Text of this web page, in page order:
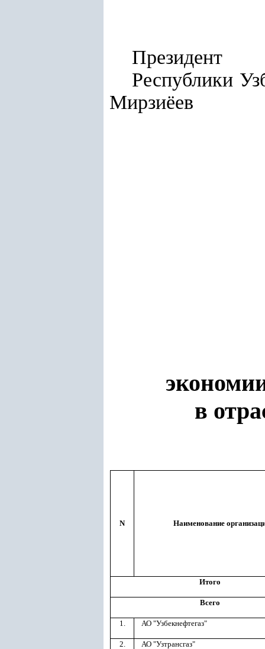
Президент
Мирзиёев
в
N Наименование
Итого
Всего
1. АО "Узбекнефтегаз"
2. АО "Узтрансгаз"